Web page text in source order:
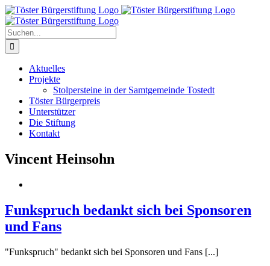
Zum
Inhalt
springen
Suche
nach:
Aktuelles
Projekte
Stolpersteine in der Samtgemeinde Tostedt
Töster Bürgerpreis
Unterstützer
Die Stiftung
Kontakt
Vincent Heinsohn
Funkspruch bedankt sich bei Sponsoren
und Fans
"Funkspruch" bedankt sich bei Sponsoren und Fans [...]